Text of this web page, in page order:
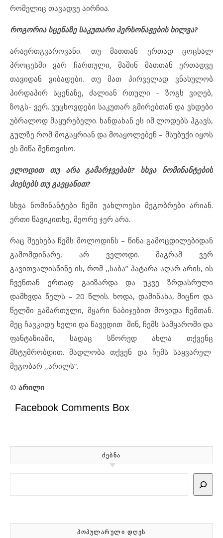
რომელიც თავადვე აირჩია.
როგორია სცენაზე საკუთარი პერსონაჟების ხილვა?
არაერთგვაროვანი. თუ მათთან ერთად ცოცხალ
პროცესში ვარ ჩართული, მაშინ მათთან ერთადვე
თავიდან ვიბადები. თუ მათ პირველად ვნახულობ
პირდაპირ სცენაზე, ძალიან რთული – ზოგს ვიღებ,
ზოგს- ვერ. ვუცხოვდები საკუთარ გმირებთან და ვხდები
უბრალოდ მაყურებელი. ხანდახან ეს იმ ლოდებს ჰგავს,
გულზე რომ მოგაყრიან და მოაყოლებენ – მსუბუქი იყოს
ეს მიწა შენთვისო.
ელოდით თუ არა გამარჯვებას? სხვა ნომინანტების
პიესებს თუ გაეცანით?
სხვა ნომინანტები ჩემი უახლოესი მეგობრები არიან.
ერთი წავიკითხე, მეორე ჯერ არა.
რაც შეეხება ჩემს მოლოდინს – წინა გამოცდილებიდან
გამომდინარე, არ ველოდი. მაგრამ ვერ
გავითვალისწინე ის, რომ ,,საბა” პატარა აღარ არის, ის
ჩვენთან ერთად გაიზარდა და უკვე ზრდასრული
დამხვდა წელს – 20 წლის. ხოდა, დამინახა, მიცნო და
წელში გამართული, მყარი ნაბიჯებით მოვიდა ჩემთან.
მეც ჩავკიდე ხელი და წავედით შინ, ჩემს სამყაროში და
ფანტაზიაში, სადაც სწორედ ახლა თქვენც
მსტუმრობდით. მადლობა თქვენ და ჩემს საყვარელ
მეგობარ ,,არილს”.
© არილი
Facebook Comments Box
ᲫᲔᲑᲜᲐ
ᲞᲝᲞᲣᲚᲐᲠᲣᲚᲘ ᲓᲦᲔᲡ